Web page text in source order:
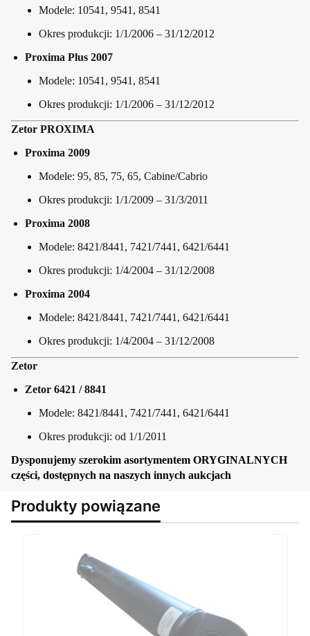
Modele: 10541, 9541, 8541
Okres produkcji: 1/1/2006 – 31/12/2012
Proxima Plus 2007
Modele: 10541, 9541, 8541
Okres produkcji: 1/1/2006 – 31/12/2012
Zetor PROXIMA
Proxima 2009
Modele: 95, 85, 75, 65, Cabine/Cabrio
Okres produkcji: 1/1/2009 – 31/3/2011
Proxima 2008
Modele: 8421/8441, 7421/7441, 6421/6441
Okres produkcji: 1/4/2004 – 31/12/2008
Proxima 2004
Modele: 8421/8441, 7421/7441, 6421/6441
Okres produkcji: 1/4/2004 – 31/12/2008
Zetor
Zetor 6421 / 8841
Modele: 8421/8441, 7421/7441, 6421/6441
Okres produkcji: od 1/1/2011
Dysponujemy szerokim asortymentem ORYGINALNYCH
części, dostępnych na naszych innych aukcjach
Produkty powiązane